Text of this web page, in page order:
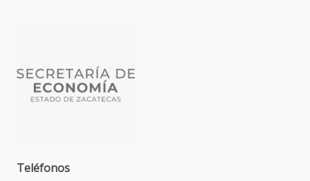
Teléfonos